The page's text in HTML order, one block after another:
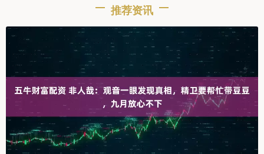
推荐资讯